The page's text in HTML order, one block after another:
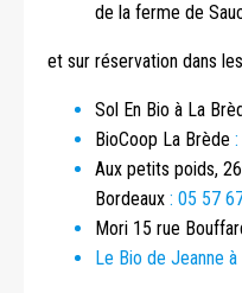
de la ferme de
et sur réservation dans
Sol En Bio à La
BioCoop La Brède
Aux petits poids,
Bordeaux : 05 57
Mori 15 rue
Le Bio de Jeanne